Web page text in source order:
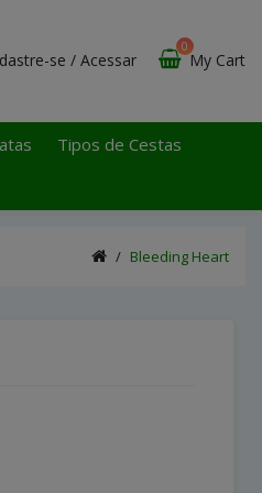
se / Acessar My Cart
0
Tipos de Cestas
Bleeding Heart